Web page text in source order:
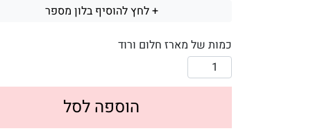
+ לחץ להוסיף בלון מספר
כמות של מארז חלום ורוד
הוספה לסל